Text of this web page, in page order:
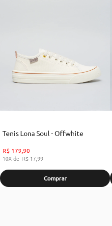
Tenis Lona Soul - Offwhite
R$ 179,90
10
R$ 17,99
Comprar